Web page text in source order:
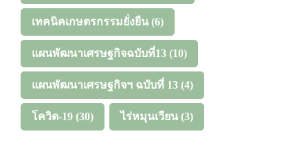
เทคนิคเกษตรกรรมยั่งยืน (6)
แผนพัฒนาเศรษฐกิจฉบับที่13 (10)
แผนพัฒนาเศรษฐกิจฯ ฉบับที่ 13 (4)
โควิด-19 (30) ไร่หมุนเวียน (3)